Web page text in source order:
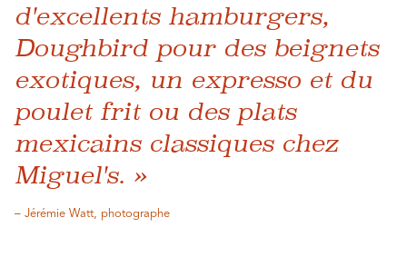
d'excellents hamburgers,
Doughbird pour des beignets
exotiques, un expresso et du
poulet frit ou des plats
mexicains classiques chez
Miguel's. »
– Jérémie Watt, photographe